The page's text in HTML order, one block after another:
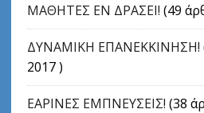
ΜΑΘΗΤΕΣ ΕΝ ΔΡΑΣΕΙ! (49
ΔΥΝΑΜΙΚΗ ΕΠΑΝΕΚΚΙΝΗΣΗ!
2017 )
ΕΑΡΙΝΕΣ ΕΜΠΝΕΥΣΕΙΣ! (38